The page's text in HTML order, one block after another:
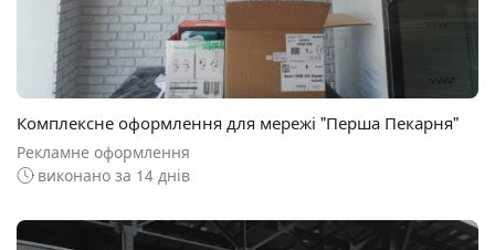
Комплексне оформлення для мережі "Перша Пекарня"
Рекламне оформлення
виконано за 14 днів